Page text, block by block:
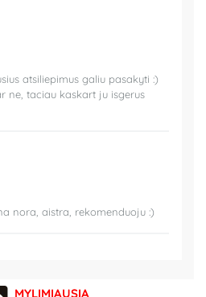
atsiliepimus galiu pasakyti :)
ne, taciau kaskart ju isgerus
nora, aistra, rekomenduoju :)
MYLIMIAUSIA